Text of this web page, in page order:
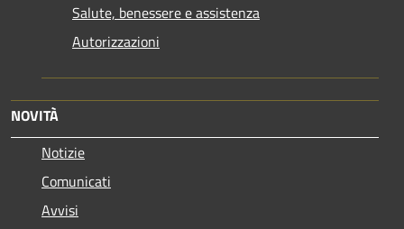
Salute, benessere e assistenza
Autorizzazioni
NOVITÀ
Notizie
Comunicati
Avvisi